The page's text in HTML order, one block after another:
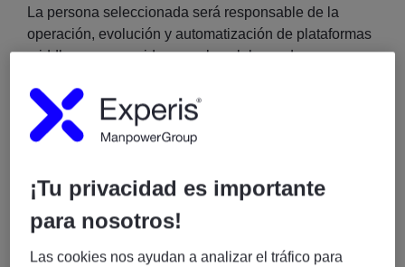
La persona seleccionada será responsable de la
operación, evolución y automatización de plataformas
middleware y servidores web, colaborando
seguridad y desarrollo.
Importante: Se requiere nivel alto de inglés (C1) con
capacidad conversacional.
Funciones y Responsabilidades
Gestión y operación de servidores:
¡Tu privacidad es importante
para nosotros!
Las cookies nos ayudan a analizar el tráfico para